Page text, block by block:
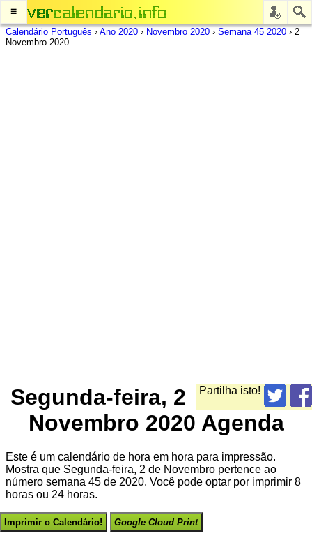
≡
Calendário Português › Ano 2020 › Novembro 2020 › Semana 45 2020 › 2
Novembro 2020
Partilha isto!
Segunda-feira, 2
Novembro 2020 Agenda
Este é um calendário de hora em hora para impressão.
Mostra que Segunda-feira, 2 de Novembro pertence ao
número semana 45 de 2020. Você pode optar por imprimir 8
horas ou 24 horas.
Imprimir o Calendário! Google Cloud Print